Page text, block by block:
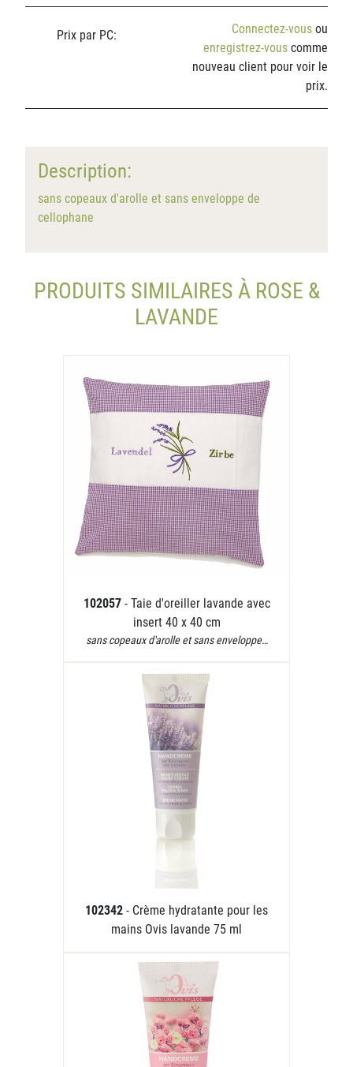
Prix par PC: Connectez-vous ou
enregistrez-vous comme
nouveau client pour voir le
prix.
Description:
sans copeaux d'arolle et sans enveloppe de
cellophane
PRODUITS SIMILAIRES À ROSE &
LAVANDE
102057 - Taie d'oreiller lavande avec
insert 40 x 40 cm
sans copeaux d'arolle et sans enveloppe…
102342 - Crème hydratante pour les
mains Ovis lavande 75 ml